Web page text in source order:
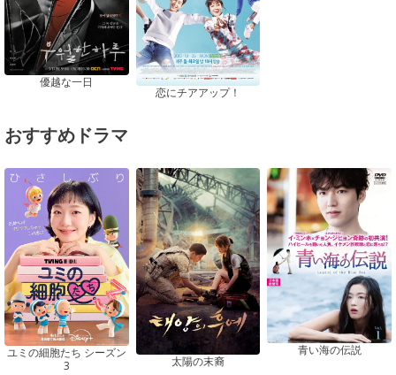
優越な一日
恋にチアアップ！
おすすめドラマ
ユミの細胞たち シーズン
3
太陽の末裔
青い海の伝説